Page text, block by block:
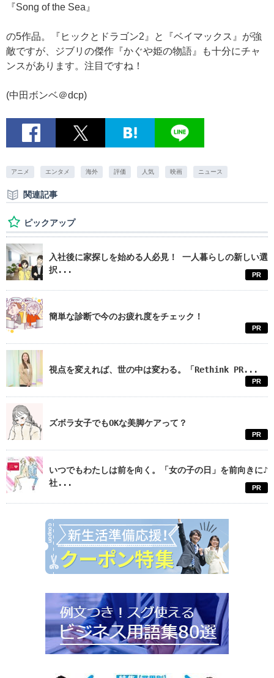
『Song of the Sea』
の5作品。『ヒックとドラゴン2』と『ベイマックス』が強
敵ですが、ジブリの傑作『かぐや姫の物語』も十分にチャ
ンスがあります。注目ですね！
(中田ボンベ＠dcp)
アニメ エンタメ 海外 評価 人気 映画 ニュース
関連記事
ピックアップ
入社後に家探しを始める人必見！ 一人暮らしの新しい選
択...
PR
簡単な診断で今のお疲れ度をチェック！
PR
視点を変えれば、世の中は変わる。「Rethink PR...
PR
ズボラ女子でもOKな美脚ケアって？
PR
いつでもわたしは前を向く。「女の子の日」を前向きに♪
社...
PR